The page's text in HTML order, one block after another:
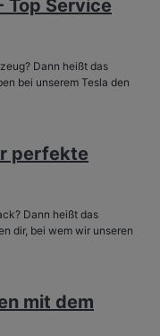
Top Service
Dann heißt das
bei unserem Tesla den
perfekte
Dann heißt das
dir, bei wem wir unseren
mit dem